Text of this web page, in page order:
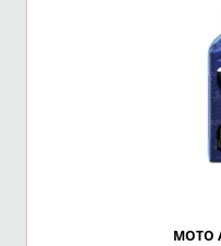
MOTO